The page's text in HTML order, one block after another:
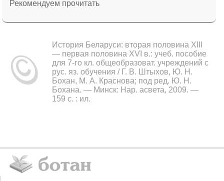
Рекомендуем прочитать
История Беларуси: вторая половина XIII
— первая половина XVI в.: учеб. пособие
для 7-го кл. общеобразоват. учреждений с
рус. яз. обучения / Г. В. Штыхов, Ю. Н.
Бохан, М. А. Краснова; под ред. Ю. Н.
Бохана. — Минск: Нар. асвета, 2009. —
159 с. : ил.